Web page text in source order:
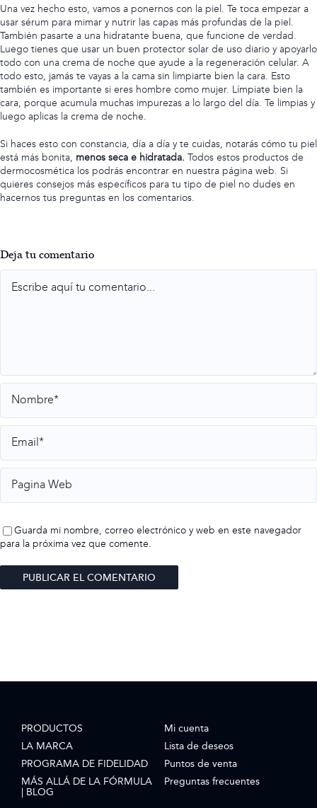
Una vez hecho esto, vamos a ponernos con la piel. Te toca empezar a
usar sérum para mimar y nutrir las capas más profundas de la piel.
También pasarte a una hidratante buena, que funcione de verdad.
Luego tienes que usar un buen protector solar de uso diarioy apoyarlo
todo con una crema de noche que ayude a la regeneración celular. A
todo esto, jamás te vayas a la cama sin limpiarte bien la cara. Esto
también es importante si eres hombre como mujer. Límpiate bien la
cara, porque acumula muchas impurezas a lo largo del día. Te limpias y
luego aplicas la crema de noche.
Si haces esto con constancia, día a día y te cuidas, notarás cómo tu piel
está más bonita, menos seca e hidratada. Todos estos productos de
dermocosmética los podrás encontrar en nuestra página web. Si
quieres consejos más específicos para tu tipo de piel no dudes en
hacernos tus preguntas en los comentarios.
Deja tu comentario
Guarda mi nombre, correo electrónico y web en este navegador
para la próxima vez que comente.
PRODUCTOS
LA MARCA
PROGRAMA DE FIDELIDAD
MÁS ALLÁ DE LA FÓRMULA
| BLOG
Mi cuenta
Lista de deseos
Puntos de venta
Preguntas frecuentes